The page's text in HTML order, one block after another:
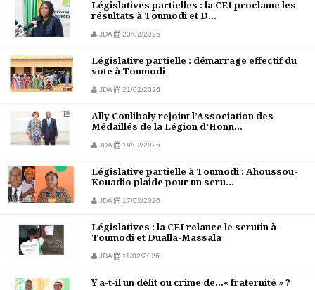
Législatives partielles : la CEI proclame les
résultats à Toumodi et D...
JDA 23/02/2026
Législative partielle : démarrage effectif du
vote à Toumodi
JDA 21/02/2026
Ally Coulibaly rejoint l’Association des
Médaillés de la Légion d’Honn...
JDA 19/02/2026
Législative partielle à Toumodi : Ahoussou-
Kouadio plaide pour un scru...
JDA 17/02/2026
Législatives : la CEI relance le scrutin à
Toumodi et Dualla-Massala
JDA 11/02/2026
Y a-t-il un délit ou crime de…« fraternité » ?